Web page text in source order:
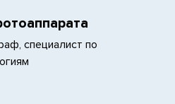
специалист по